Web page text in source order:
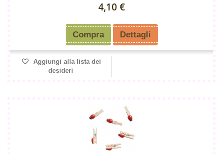
4,10 €
Compra Dettagli
Aggiungi alla lista dei
desideri